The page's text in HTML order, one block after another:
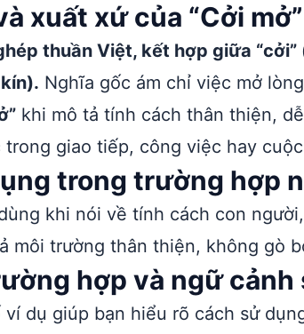
xuất xứ của “Cởi mở”
thuần Việt, kết hợp giữa
Nghĩa gốc ám chỉ việc mở
khi mô tả tính cách thân thiện,
giao tiếp, công việc hay
trong trường hợp
khi nói về tính cách con
môi trường thân thiện, không gò
hợp và ngữ cảnh
ví dụ giúp bạn hiểu rõ cách sử